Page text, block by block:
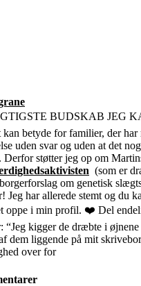
BUDSKAB JEG
kan betyde for familier, der
uden svar og uden at det
Derfor støtter jeg op om
(som er
om genetisk
Jeg har allerede stemt og du
oppe i min profil. ❤️ Del
“Jeg kigger de dræbte i
dem liggende på mit
over for